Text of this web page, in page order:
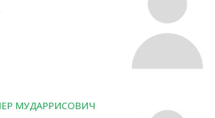
МУДАРРИСОВИЧ